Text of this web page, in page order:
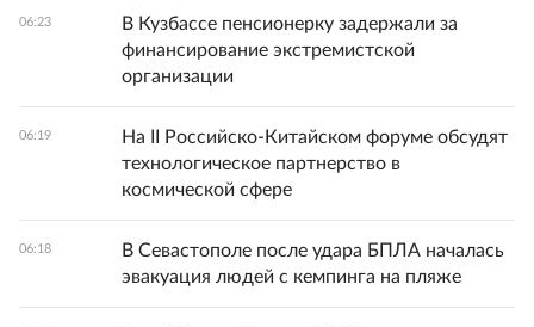
06:23
В Кузбассе пенсионерку задержали за
финансирование экстремистской
организации
06:19
На II Российско-Китайском форуме обсудят
технологическое партнерство в
космической сфере
06:18
В Севастополе после удара БПЛА началась
эвакуация людей с кемпинга на пляже